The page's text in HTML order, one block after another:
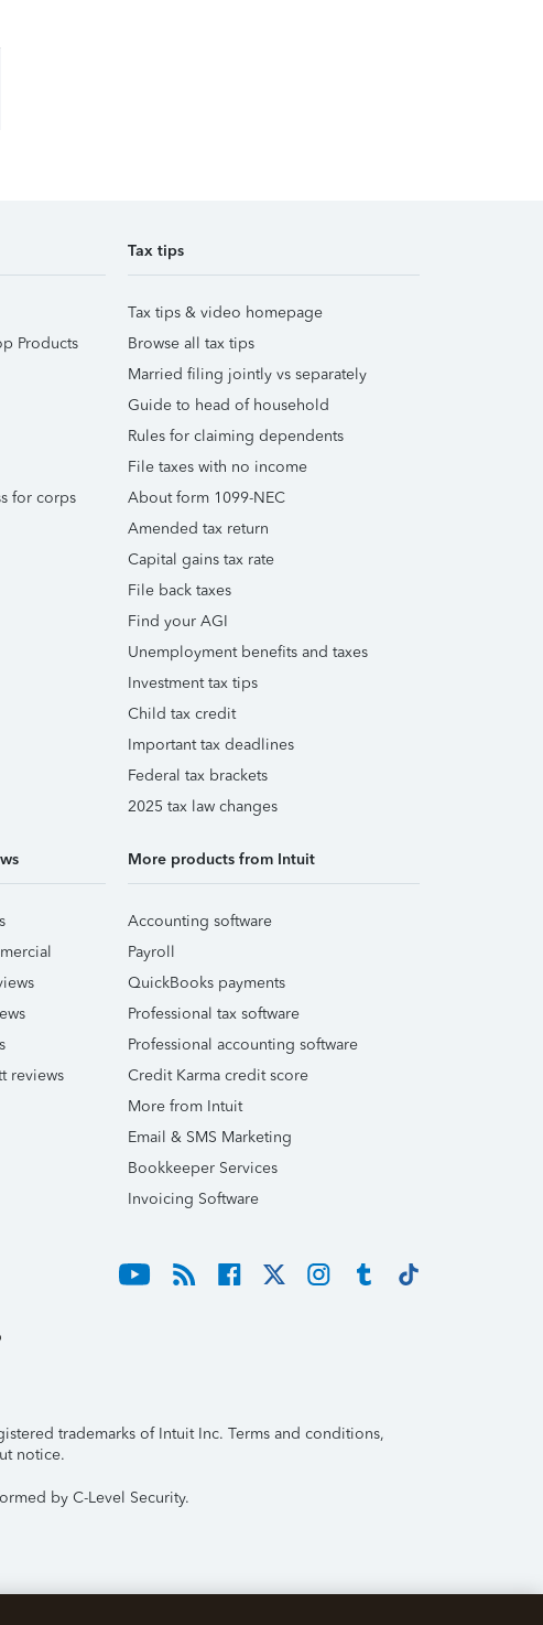
Products
for corps
Tax tips
Tax tips & video homepage
Browse all tax tips
Married filing jointly vs separately
Guide to head of household
Rules for claiming dependents
File taxes with no income
About form 1099-NEC
Amended tax return
Capital gains tax rate
File back taxes
Find your AGI
Unemployment benefits and taxes
Investment tax tips
Child tax credit
Important tax deadlines
Federal tax brackets
2025 tax law changes
reviews
More products from Intuit
Accounting software
Payroll
QuickBooks payments
Professional tax software
Professional accounting software
Credit Karma credit score
More from Intuit
Email & SMS Marketing
Bookkeeper Services
Invoicing Software
trademarks of Intuit Inc. Terms and conditions,
notice.
by C-Level Security.